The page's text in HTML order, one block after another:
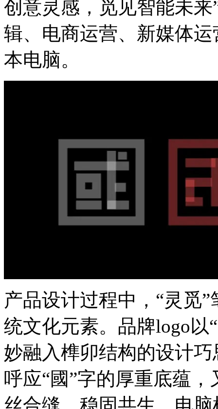
创意灵感，觅见智能未
辑、电商运营、新
本电脑。
产品设计过程中，“灵
统文化元素。品牌logo以“
妙融入榫卯结构的设计巧
呼应“國”字的厚重底蕴